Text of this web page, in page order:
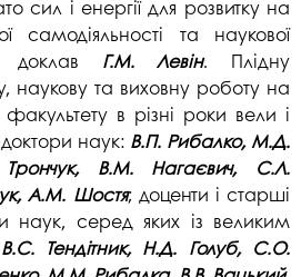
сил і енергії для розвитку на
самодіяльності та наукової
доклав Г.М. Левін. Плідну
наукову та виховну роботу на
в різні роки вели і
наук: В.П. Рибалко, М.Д.
Трончук, В.М. Нагаєвич, С.Л.
А.М. Шостя; доценти і старші
наук, серед яких із великим
В.С. Тендітник, Н.Д. Голуб, С.О.